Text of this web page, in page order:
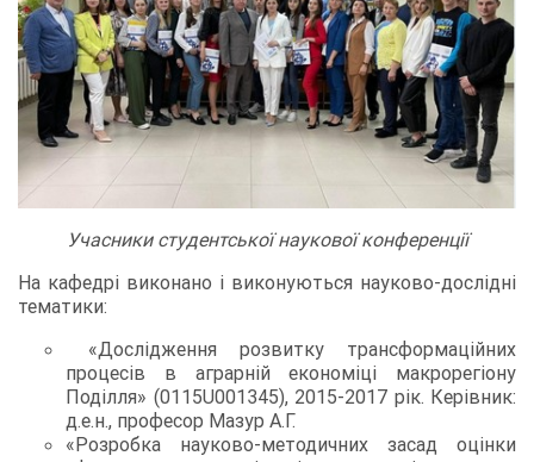
Учасники студентської наукової конференції
На кафедрі виконано і виконуються науково-дослідні
тематики:
«Дослідження розвитку трансформаційних
процесів в аграрній економіці макрорегіону
Поділля» (0115U001345), 2015-2017 рік. Керівник:
д.е.н., професор Мазур А.Г.
«Розробка науково-методичних засад оцінки